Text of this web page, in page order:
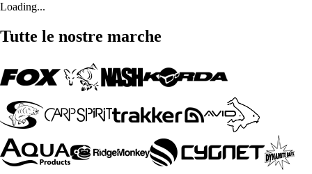
Loading...
Tutte le nostre marche